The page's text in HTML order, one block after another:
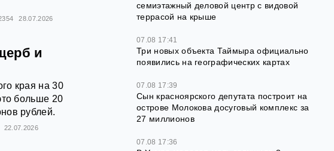
28.07.2026
и
края на 30
больше 20
рублей.
22.07.2026
семиэтажный деловой центр с видовой
террасой на крыше
07.08 17:41
Три новых объекта Таймыра официально
появились на географических картах
07.08 17:39
Сын красноярского депутата построит на
острове Молокова досуговый комплекс за
27 миллионов
07.08 17:36